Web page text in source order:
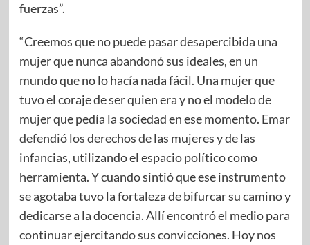
fuerzas”.
“Creemos que no puede pasar desapercibida una
mujer que nunca abandonó sus ideales, en un
mundo que no lo hacía nada fácil. Una mujer que
tuvo el coraje de ser quien era y no el modelo de
mujer que pedía la sociedad en ese momento. Emar
defendió los derechos de las mujeres y de las
infancias, utilizando el espacio político como
herramienta. Y cuando sintió que ese instrumento
se agotaba tuvo la fortaleza de bifurcar su camino y
dedicarse a la docencia. Allí encontró el medio para
continuar ejercitando sus convicciones. Hoy nos